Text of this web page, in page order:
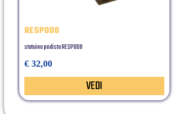
RESPOD8
statuina podista RESPOD8
€ 32,00
VEDI